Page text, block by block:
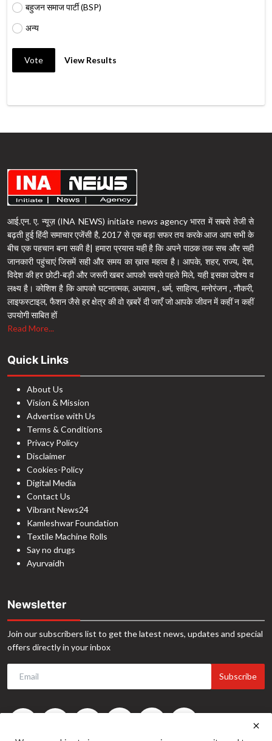
बहुजन समाज पार्टी (BSP)
अन्य
Vote View Results
आई.एन. ए. न्यूज़ (INA NEWS) initiate news agency भारत में सबसे तेजी से
बढ़ती हुई हिंदी समाचार एजेंसी है, 2017 से एक बड़ा सफर तय करके आज आप सभी के
बीच एक पहचान बना सकी है| हमारा प्रयास यही है कि अपने पाठक तक सच और सही
जानकारी पहुंचाएं जिसमें सही और समय का ख़ास महत्व है। आपके, शहर, राज्य, देश,
विदेश की हर छोटी-बड़ी और जरूरी खबर आपको सबसे पहले मिले, यही इसका उद्देश्य व
लक्ष्य है। कोशिश है कि आपको घटनात्मक, अध्यात्म , धर्म, साहित्य, मनोरंजन , नौकरी,
लाइफस्टाइल, फैशन जैसे हर क्षेत्र की वो ख़बरें दी जाएँ जो आपके जीवन में कहीं न कहीं
उपयोगी साबित हों
Read More...
Quick Links
About Us
Vision & Mission
Advertise with Us
Terms & Conditions
Privacy Policy
Disclaimer
Cookies-Policy
Digital Media
Contact Us
Vibrant News24
Kamleshwar Foundation
Textile Machine Rolls
Say no drugs
Ayurvaidh
Newsletter
Join our subscribers list to get the latest news, updates and special
offers directly in your inbox
Subscribe